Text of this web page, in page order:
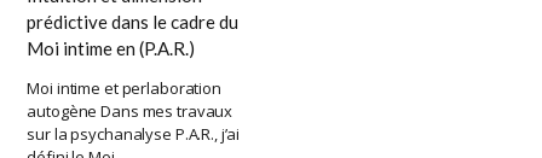
prédictive dans le cadre du
Moi intime en (P.A.R.)
Moi intime et perlaboration
autogène Dans mes travaux
sur la psychanalyse P.A.R., j’ai